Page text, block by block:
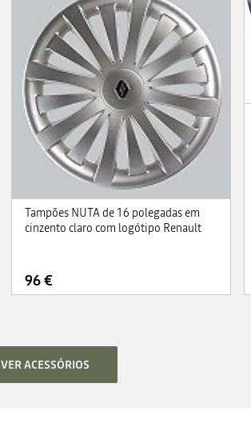
Tampões NUTA de 16 polegadas em
cinzento claro com logótipo Renault
96 €
VER ACESSÓRIOS